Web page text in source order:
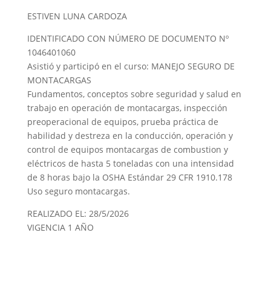
ESTIVEN LUNA CARDOZA
IDENTIFICADO CON NÚMERO DE DOCUMENTO Nº
1046401060
Asistió y participó en el curso: MANEJO SEGURO DE
MONTACARGAS
Fundamentos, conceptos sobre seguridad y salud en
trabajo en operación de montacargas, inspección
preoperacional de equipos, prueba práctica de
habilidad y destreza en la conducción, operación y
control de equipos montacargas de combustion y
eléctricos de hasta 5 toneladas con una intensidad
de 8 horas bajo la OSHA Estándar 29 CFR 1910.178
Uso seguro montacargas.
REALIZADO EL: 28/5/2026
VIGENCIA 1 AÑO